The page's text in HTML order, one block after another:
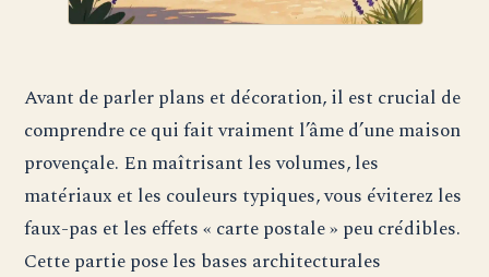
Avant de parler plans et décoration, il est crucial de
comprendre ce qui fait vraiment l’âme d’une maison
provençale. En maîtrisant les volumes, les
matériaux et les couleurs typiques, vous éviterez les
faux-pas et les effets « carte postale » peu crédibles.
Cette partie pose les bases architecturales